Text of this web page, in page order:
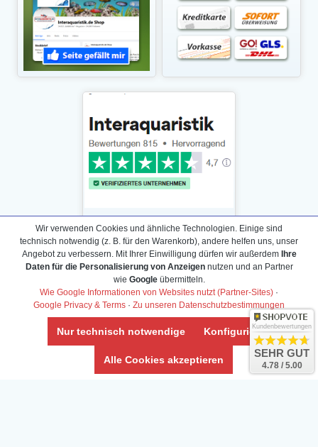
Daten­schutz­erklärung
Widerrufs­recht /Widerrufs­formular
AGB & Info
Impressum
Umwelt und Entsorgung
Vertrag widerrufen
Wir verwenden Cookies und ähnliche Technologien. Einige sind
technisch notwendig (z. B. für den Warenkorb), andere helfen uns, unser
Angebot zu verbessern. Mit Ihrer Einwilligung dürfen wir außerdem Ihre
Daten für die Personalisierung von Anzeigennutzen und an Partner
wie Googleübermitteln.
Wie Google Informationen von Websites nutzt (Partner-Sites) ·
Google Privacy & Terms · Zu unseren Datenschutzbestimmungen
Nur technisch notwendige Konfigurieren
Alle Cookies akzeptieren
Kundenbewertungen
SEHR GUT
4.78 / 5.00